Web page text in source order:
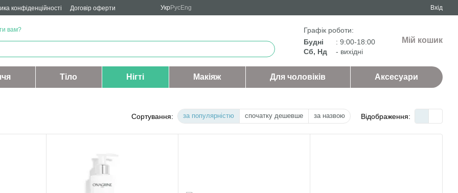
конфіденційності Договір оферти УкрРусEng Вхід
вам?
Графік роботи:
Будні
: 9:00-18:00
Сб, Нд
- вихідні
Мій кошик
Тіло Нігті Макіяж Для чоловіків Аксесуари
Сортування: за популярністю спочатку дешевше за назвою Відображення: